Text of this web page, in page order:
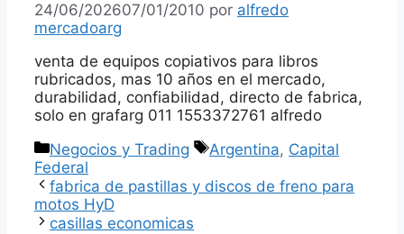
24/06/202607/01/2010 por alfredo
mercadoarg
venta de equipos copiativos para libros
rubricados, mas 10 años en el mercado,
durabilidad, confiabilidad, directo de fabrica,
solo en grafarg 011 1553372761 alfredo
Categorías
Negocios y Trading Etiquetas
Argentina, Capital
Federal
fabrica de pastillas y discos de freno para
motos HyD
casillas economicas